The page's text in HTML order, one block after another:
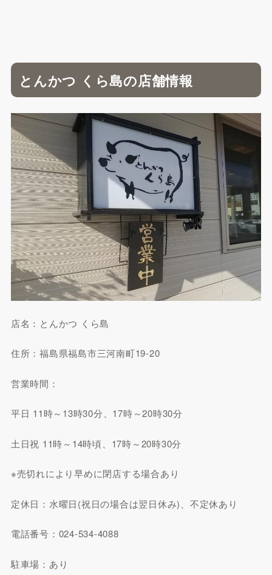
とんかつ くら島の店舗情報
店名：とんかつ くら島
住所：福島県福島市三河南町19-20
営業時間：
平日 11時～13時30分、17時～20時30分
土日祝 11時～14時頃、17時～20時30分
※売切れにより早めに閉店する場合あり
定休日：水曜日(祝日の場合は翌日休み)、不定休あり
電話番号：024-534-4088
駐車場：あり